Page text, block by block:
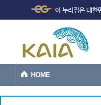
본문바로가기
이 누리집은 대한
HOME